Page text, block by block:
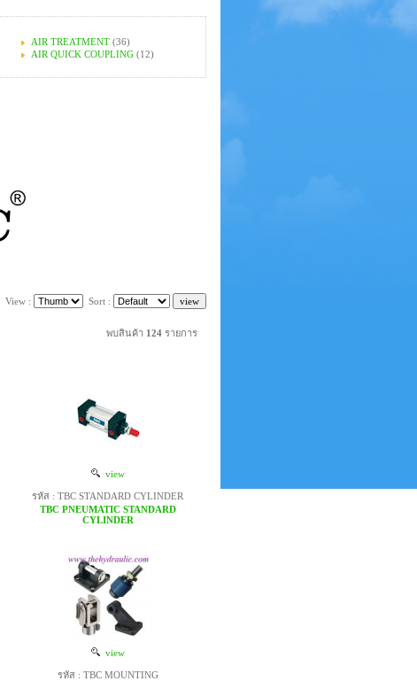
AIR TREATMENT (36)
AIR QUICK COUPLING (12)
View : Sort :
พบสินค้า 124 รายการ
view
รหัส : TBC STANDARD CYLINDER
TBC PNEUMATIC STANDARD
CYLINDER
view
รหัส : TBC MOUNTING